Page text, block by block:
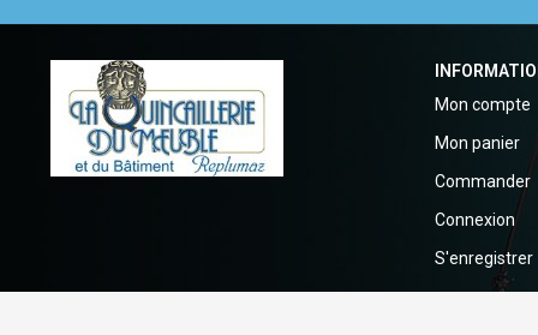
Mon compte
Mon panier
Commander
Connexion
S'enregistrer